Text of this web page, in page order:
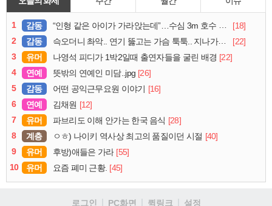
1 감동 “인형 같은 아이가 가라앉는데”…수심 3m 호수 뛰어든 60대 의인
[18]
2
감동 슥오더니 촤악.. 연기 뚫고는 가슴 툭툭.. 지나가던 아재의 정체
[22]
3
유머 나영석 피디가 1박2일때 출연자들을 굴린 배경 [22]
4
연예 뜻밖의 연예인 미담..jpg [26]
5
감동 어떤 공익근무요원 이야기 [16]
6
연예 김채원 [12]
7
유머 파브리도 이해 안가는 한국 음식 [28]
8
계층 ㅇㅎ) 나이키 역사상 최고의 품질이던 시절 [40]
9
유머 후방)애들은 가라 [55]
10
유머 요즘 폐미 근황. [45]
로그인 PC화면 퀵링크
설정